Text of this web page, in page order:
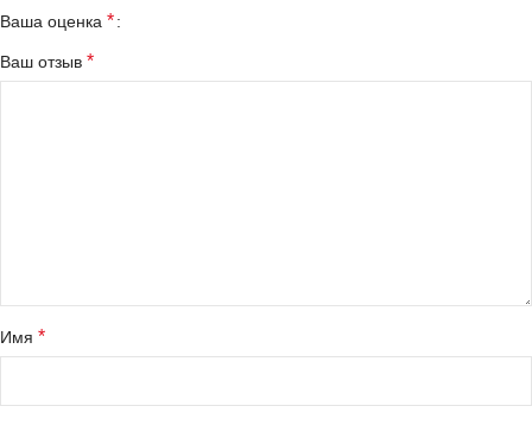
Ваша оценка *
Ваш отзыв *
Имя *